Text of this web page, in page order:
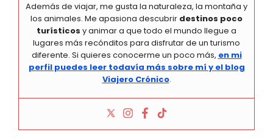
Además de viajar, me gusta la naturaleza, la montaña y
los animales. Me apasiona descubrir destinos poco
turísticos y animar a que todo el mundo llegue a
lugares más recónditos para disfrutar de un turismo
diferente. Si quieres conocerme un poco más, en mi
perfil puedes leer todavía más sobre mí y el blog
Viajero Crónico.